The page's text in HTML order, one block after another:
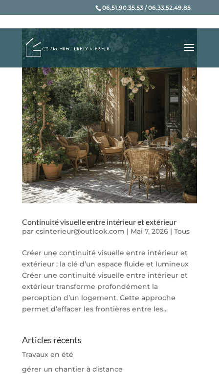
06.51.90.35.53 / 06.33.52.49.85
Continuité visuelle entre intérieur et extérieur
par csinterieur@outlook.com | Mai 7, 2026| Tous
Créer une continuité visuelle entre intérieur et
extérieur : la clé d’un espace fluide et lumineux
Créer une continuité visuelle entre intérieur et
extérieur transforme profondément la
perception d’un logement. Cette approche
permet d’effacer les frontières entre les...
Articles récents
Travaux en été
gérer un chantier à distance